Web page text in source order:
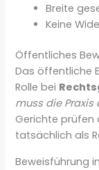
Breite
Keine
Öffentliches
Das öffentliche
Rolle bei
muss die
Gerichte prüfen
tatsächlich als
Beweisführung